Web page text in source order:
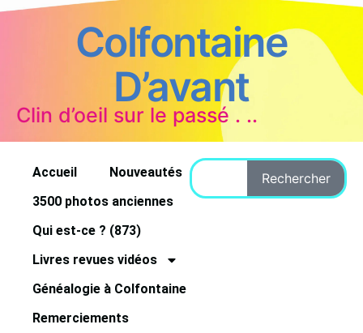
Colfontaine
D’avant
Clin d’oeil sur le passé . ..
Accueil
Nouveautés
3500 photos anciennes
Qui est-ce ? (873)
Livres revues vidéos
Généalogie à Colfontaine
Remerciements
Rechercher